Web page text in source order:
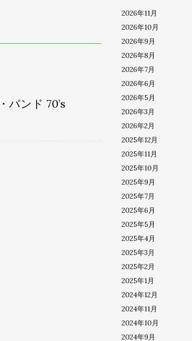
バンド 70’s
2026年11月
2026年10月
2026年9月
2026年8月
2026年7月
2026年6月
2026年5月
2026年3月
2026年2月
2025年12月
2025年11月
2025年10月
2025年9月
2025年7月
2025年6月
2025年5月
2025年4月
2025年3月
2025年2月
2025年1月
2024年12月
2024年11月
2024年10月
2024年9月